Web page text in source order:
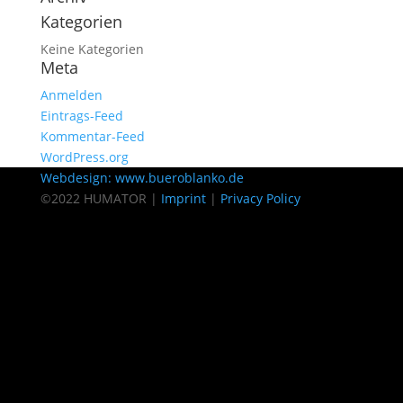
Kategorien
Keine Kategorien
Meta
Anmelden
Eintrags-Feed
Kommentar-Feed
WordPress.org
Webdesign: www.bueroblanko.de
©2022 HUMATOR | Imprint| Privacy Policy